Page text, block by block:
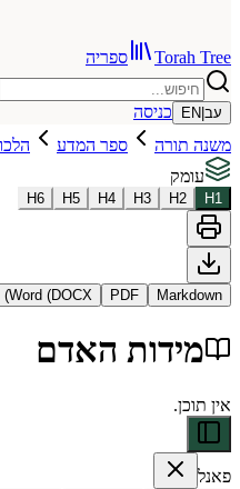
ספריה
כניסה
ספר המדע הלכות דעות
H3
H4
H5
H6
PDF
Word (DOCX)
האדם